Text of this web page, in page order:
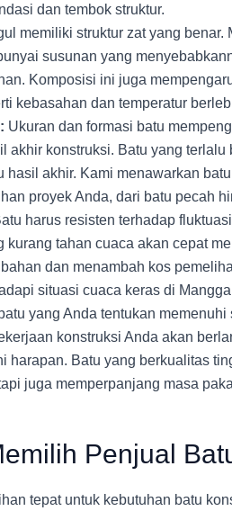
dan tembok struktur.
memiliki struktur zat yang benar.
susunan yang
Komposisi ini juga
kebasahan dan temperatur
Ukuran dan formasi batu
akhir konstruksi. Batu yang terlalu
hasil akhir. Kami menawarkan
proyek Anda, dari batu pecah
harus resisten terhadap
kurang tahan cuaca akan cepat
dan menambah kos
situasi cuaca keras di
yang Anda tentukan
konstruksi Anda akan
harapan. Batu yang berkualitas
juga memperpanjang masa
Penjual
tepat untuk kebutuhan batu